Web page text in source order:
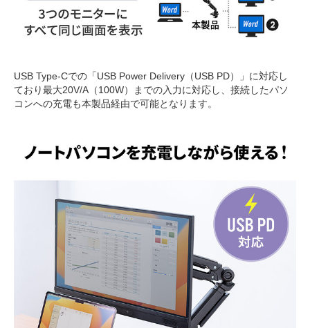
USB Type-Cでの「USB Power Delivery（USB PD）」に対応し
ており最大20V/A（100W）までの入力に対応し、接続したパソ
コンへの充電も本製品経由で可能となります。